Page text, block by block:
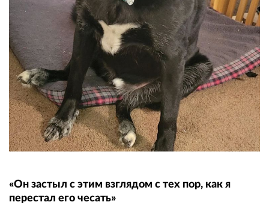
«Он застыл с этим взглядом с тех пор, как я
перестал его чесать»